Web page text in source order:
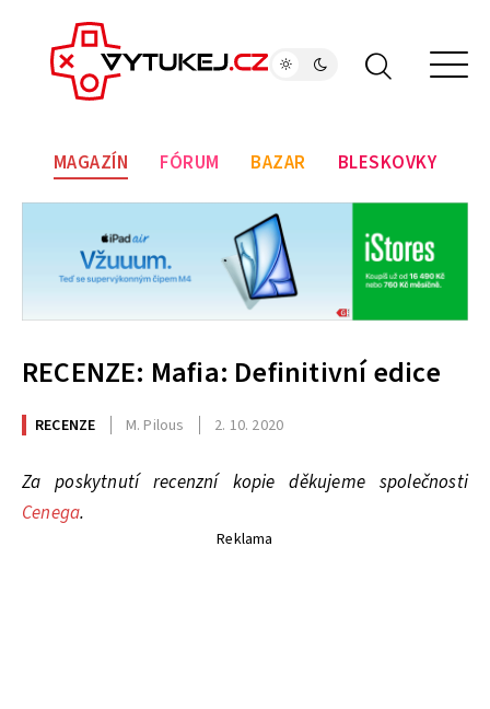
MAGAZÍN FÓRUM BAZAR BLESKOVKY
RECENZE: Mafia: Definitivní edice
RECENZE M. Pilous 2. 10. 2020
Za poskytnutí recenzní kopie děkujeme společnosti
Cenega.
Reklama